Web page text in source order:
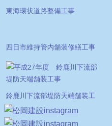
東海環状道路整備工事
四日市維持管内舗装修繕工事
鈴鹿川下流部堤防天端舗装工
事